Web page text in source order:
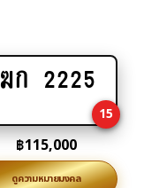
Add
cart
ฆก 2225
15
฿115,000
ดูความหมายมงคล